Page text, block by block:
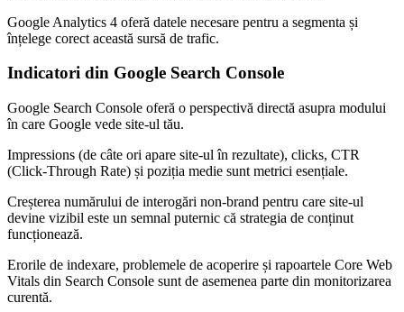
Google Analytics 4 oferă datele necesare pentru a segmenta și
înțelege corect această sursă de trafic.
Indicatori din Google Search Console
Google Search Console oferă o perspectivă directă asupra modului
în care Google vede site-ul tău.
Impressions (de câte ori apare site-ul în rezultate), clicks, CTR
(Click-Through Rate) și poziția medie sunt metrici esențiale.
Creșterea numărului de interogări non-brand pentru care site-ul
devine vizibil este un semnal puternic că strategia de conținut
funcționează.
Erorile de indexare, problemele de acoperire și rapoartele Core Web
Vitals din Search Console sunt de asemenea parte din monitorizarea
curentă.